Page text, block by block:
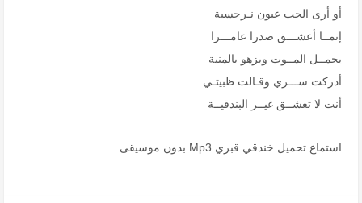
أو أرى الحب عيون نـرجسية
إنمــا أعشـــق صدرا عامـــرا
يحمــل المــوت ويزهو بالمنية
أدركت ســـري وقـالت ظبيتـي
أنت لا تعشــق غيــر البندقيــة
استماع تحميل خندقي قبري Mp3 بدون موسيقى